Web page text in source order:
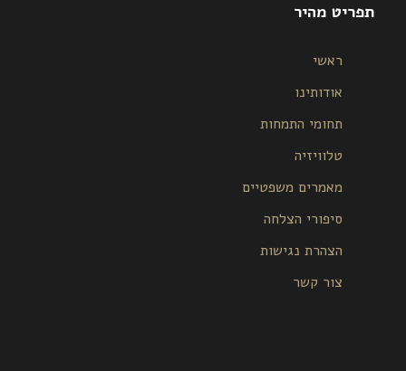
תפריט מהיר
ראשי
אודותינו
תחומי התמחות
טלוויזיה
מאמרים משפטיים
סיפורי הצלחה
הצהרת נגישות
צור קשר